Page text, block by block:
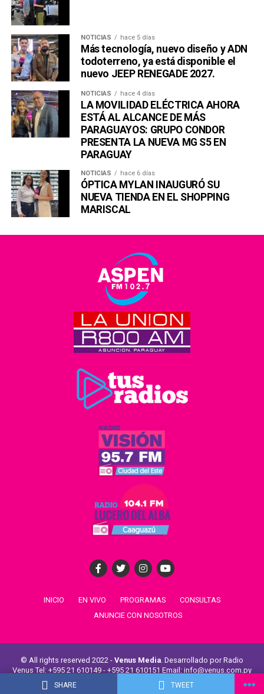
SHARE TWEET
NOTICIAS hace 5 días
Más tecnología, nuevo diseño y ADN
todoterreno, ya está disponible el
nuevo JEEP RENEGADE 2027.
NOTICIAS hace 4 días
LA MOVILIDAD ELÉCTRICA AHORA
ESTÁ AL ALCANCE DE MÁS
PARAGUAYOS: GRUPO CONDOR
PRESENTA LA NUEVA MG S5 EN
PARAGUAY
NOTICIAS hace 6 días
ÓPTICA MYLAN INAUGURÓ SU
NUEVA TIENDA EN EL SHOPPING
MARISCAL
INICIO EN VIVO PROGRAMAS
CONSULTAS
ANUNCIE CON NOSOTROS
© All rights reserved 2022 - Venus Media. Desarrollado por Radio
Venus Tel: +595 21 610149 - +595 21 610151 Email: info@venus.com.py
Venus Comunicaciones -
Radio La Unión-Radio Aspen